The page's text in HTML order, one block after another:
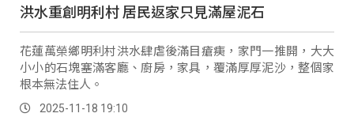
洪水重創明利村 居民返家只見滿屋泥石
花蓮萬榮鄉明利村洪水肆虐後滿目瘡痍，家門一推開，大大
小小的石塊塞滿客廳、廚房，家具，覆滿厚厚泥沙，整個家
根本無法住人。
2025-11-18 19:10